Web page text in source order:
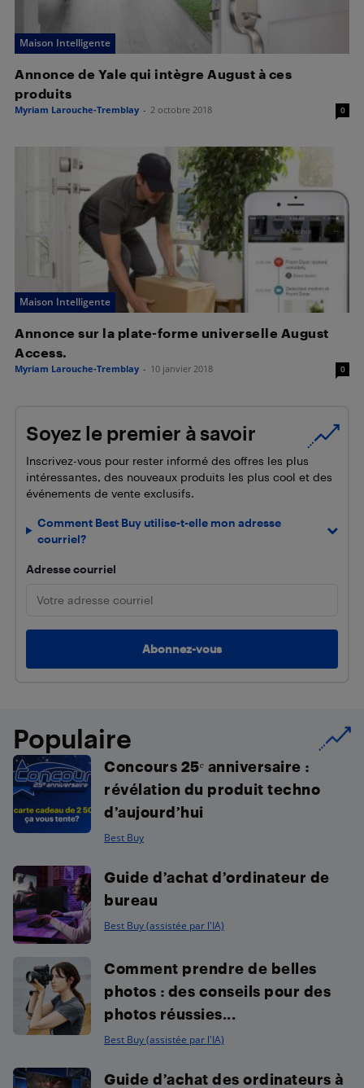
Maison Intelligente
Annonce de Yale qui intègre August à ces
produits
Myriam Larouche-Tremblay - 2 octobre 2018 0
Maison Intelligente
Annonce sur la plate-forme universelle August
Access.
Myriam Larouche-Tremblay - 10 janvier 2018 0
Soyez le premier à savoir
Inscrivez-vous pour rester informé des offres les plus
intéressantes, des nouveaux produits les plus cool et des
événements de vente exclusifs.
Comment Best Buy utilise-t-elle mon adresse
courriel?
Adresse courriel
Populaire
Concours 25ᵉ anniversaire :
révélation du produit techno
d’aujourd’hui
Best Buy
Guide d’achat d’ordinateur de
bureau
Best Buy (assistée par l'IA)
Comment prendre de belles
photos : des conseils pour des
photos réussies...
Best Buy (assistée par l'IA)
Guide d’achat des ordinateurs à